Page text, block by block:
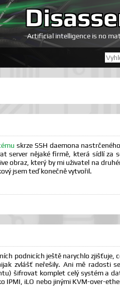
Artificial intelligence is no
skrze SSH daemona
server nějaké firmě, která sídlí za
obraz, který by mi uživatel na
jsem teď konečně vytvořil.
podnicích ještě narychlo zjišťuje,
zvlášť neřešily. Ani mě radosti
šifrovat komplet celý systém a
iLO nebo jinými KVM-over-